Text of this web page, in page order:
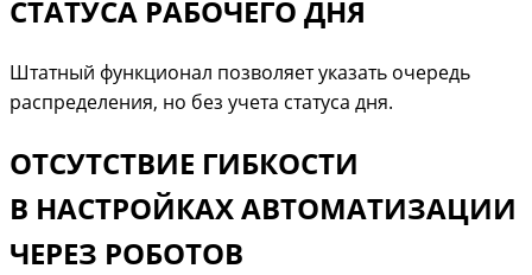
СТАТУСА РАБОЧЕГО ДНЯ
Штатный функционал позволяет указать очередь
распределения, но без учета статуса дня.
ОТСУТСТВИЕ ГИБКОСТИ
В НАСТРОЙКАХ АВТОМАТИЗАЦИИ
ЧЕРЕЗ РОБОТОВ